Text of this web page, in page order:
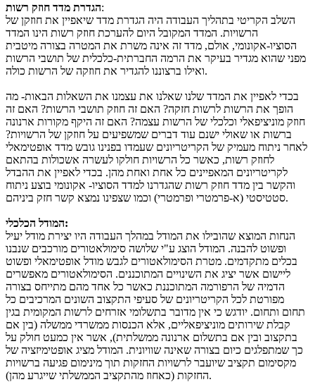
הגדרת מדד חוזק רשות:
השלב הקריטי בתהליך העבודה היה הגדרת מדד שיאפיין את חוזקן של
הרשויות. המדד המקובל היום להערכת חוזק רשות הינו המדד
הסוציו-אקונומי, אולם, מדד זה אינה משרת את המטרה בצורה מיטבית
מפני שהוא מגדיר בעיקר את הרמה החברתית-כלכלית של תושבי הרשות
ואילו ברצוננו להגדיר את חוזקה של הרשות כולה.
בכדי לאפיין את המדד שלנו שאלנו את עצמנו את השאלות הבאות- מה
הופך את הרשות לרשות חזקה? האם זה חוזק תושבי הרשות? האם זה
חוזק מוניציפאלי וכלכלי של הרשות עצמה? האם זה היקף מקורות ארנונה
ברשות או שאולי ישנם עוד דברים שמשפיעים על חוזקן של הרשויות?
לאחר ניתוח מעמיק של הקריטריונים שעמדו בפנינו גובש מדד אופטימאלי
לחוזק רשות, כאשר כל הרשויות חולקו לעשרה אשכולות בהתאם
לקריטריונים המאפיינים כל אחת ואחת מהן. בכדי לאפיין את ההבדל
והקשר בין מדד חוזק רשות שהגדרנו למדד הסוציו- אקונומי בוצע ניתוח
סטטיסטי (א-פרמטרי ופרמטרי) וכמו שצפינו נמצא קשר חזק ביניהם.
המודל הכלכלי:
הנחות המוצא שהובילו את המודל במהלך העבודה היו יצירת מודל יעיל
ופשוט להבנה. המודל הוצג ע"י שלושה סימולאטורים מורכבים שנבנו
בכלים מתקדמים. מטרת הסימולאטורים לגבש מודל אופטימאלי ופשוט
ליישום אשר יציג את השינויים המתוכננים. הסימולאטורים מאפשרים
הדמיה של הרפורמה המתוכננת כאשר כל אחד מהם מתייחס בצורה
מפורטת לכל הקריטריונים של סעיפי התקצוב השונים המרכיבים כל
תחום ותחום. יודגש כי אין מדובר בתשלומי אזרחים לרשות המקומית בגין
קבלת שירותים מוניציפאליים, אלא הכנסות ממשרדי ממשלה (בין אם
בתקצוב ובין אם בתשלום ארנונה ממשלתית), אשר אין כמעט חולק על
כך שמתפלגים כיום בצורה שאינה שוויונית. המודל מציג אופטימיזציה של
מקסימום תקציב שיועבר לרשויות החזקות תוך מינימום פגיעה ברשויות
החזקות (כאחוז מהתקציב הממשלתי שייגרע מהן).